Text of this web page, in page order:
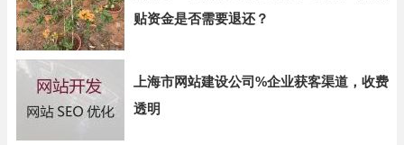
贴资金是否需要退还？
上海市网站建设公司%企业获客渠道，收费
透明